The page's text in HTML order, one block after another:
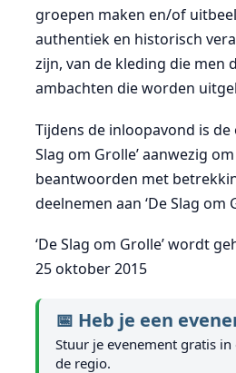
groepen maken en/of
authentiek en historisch
zijn, van de kleding die men
ambachten die worden
Tijdens de inloopavond is de
Slag om Grolle’ aanwezig
beantwoorden met
deelnemen aan ‘De Slag om
‘De Slag om Grolle’ wordt
25 oktober 2015
📅 Heb je een
Stuur je evenement gratis in
de regio.